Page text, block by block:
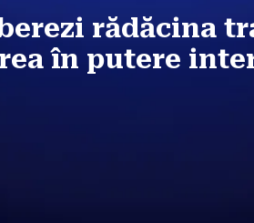
rădăcina
în putere